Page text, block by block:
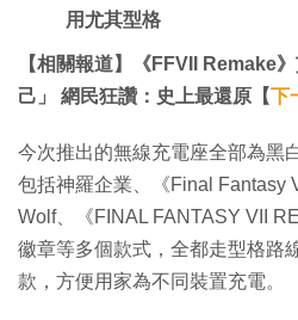
用尤其型格
【相關報道】《FFVII Remake
己」 網民狂讚：史上最還原【下
今次推出的無線充電座全部為黑
包括神羅企業、《Final Fantasy
Wolf、《FINAL FANTASY VII
徽章等多個款式，全都走型格路
款，方便用家為不同裝置充電。